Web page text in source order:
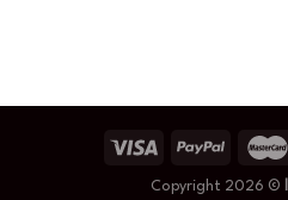
Copyright 2026 ©